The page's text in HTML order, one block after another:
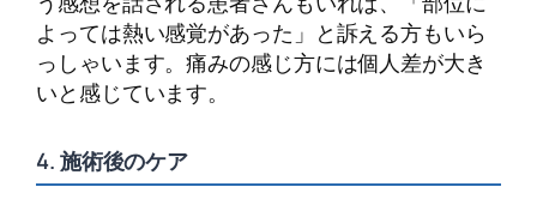
よっては熱い感覚があった」と訴える方もいら
っしゃいます。痛みの感じ方には個人差が大き
いと感じています。
4. 施術後のケア